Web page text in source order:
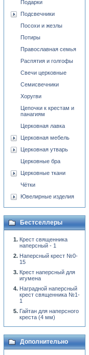
Подарки
Подсвечники
Посохи и жезлы
Потиры
Православная семья
Распятия и голгофы
Свечи церковные
Семисвечники
Хоругви
Цепочки к крестам и
панагиям
Церковная лавка
Церковная мебель
Церковная утварь
Церковные бра
Церковные ткани
Чётки
Ювелирные изделия
Бестселлеры
Крест священника
наперсный - 1
Наперсный крест №0-
15
Крест наперсный для
игумена
Наградной наперсный
крест священника №1-
1
Гайтан для наперсного
креста (4 мм)
Дополнительно